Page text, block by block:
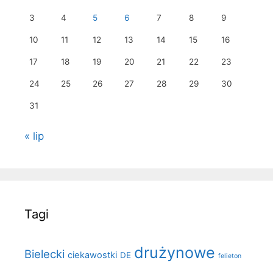
3 4 5 6 7 8 9
10 11 12 13 14 15 16
17 18 19 20 21 22 23
24 25 26 27 28 29 30
31
« lip
Tagi
Bielecki ciekawostki DE drużynowe felieton